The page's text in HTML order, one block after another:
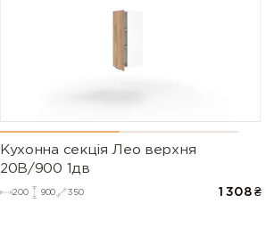
Кухонна секція Лео верхня
20В/900 1дв
200 900 350 1 308 ₴